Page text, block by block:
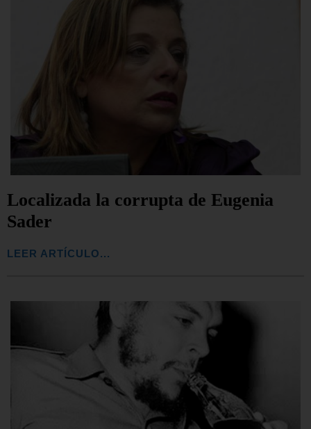
Localizada la corrupta de Eugenia
Sader
LEER ARTÍCULO...